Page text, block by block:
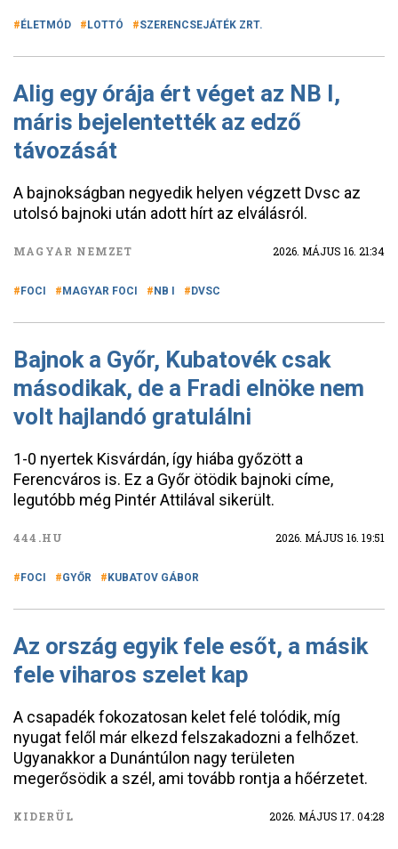
ÉLETMÓD LOTTÓ SZERENCSEJÁTÉK ZRT.
Alig egy órája ért véget az NB I,
máris bejelentették az edző
távozását
A bajnokságban negyedik helyen végzett Dvsc az
utolsó bajnoki után adott hírt az elválásról.
MAGYAR NEMZET 2026. MÁJUS 16. 21:34
FOCI MAGYAR FOCI NB I DVSC
Bajnok a Győr, Kubatovék csak
másodikak, de a Fradi elnöke nem
volt hajlandó gratulálni
1-0 nyertek Kisvárdán, így hiába győzött a
Ferencváros is. Ez a Győr ötödik bajnoki címe,
legutóbb még Pintér Attilával sikerült.
444.HU 2026. MÁJUS 16. 19:51
FOCI GYŐR KUBATOV GÁBOR
Az ország egyik fele esőt, a másik
fele viharos szelet kap
A csapadék fokozatosan kelet felé tolódik, míg
nyugat felől már elkezd felszakadozni a felhőzet.
Ugyanakkor a Dunántúlon nagy területen
megerősödik a szél, ami tovább rontja a hőérzetet.
KIDERÜL 2026. MÁJUS 17. 04:28